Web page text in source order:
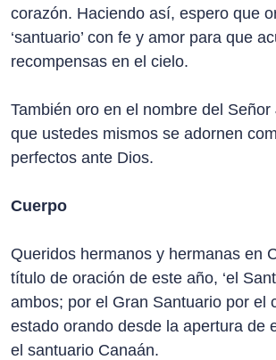
corazón. Haciendo así, espero que
‘santuario’ con fe y amor para que
recompensas en el cielo.
También oro en el nombre del
que ustedes mismos se adornen
perfectos ante Dios.
Cuerpo
Queridos hermanos y hermanas en
título de oración de este año, ‘el
ambos; por el Gran Santuario por el
estado orando desde la apertura de
el santuario Canaán.